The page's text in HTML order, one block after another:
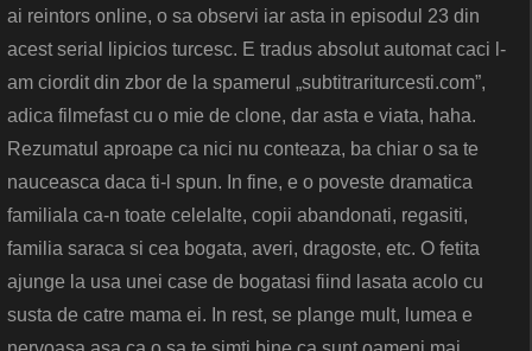
ai reintors online, o sa observi iar asta in episodul 23 din
acest serial lipicios turcesc. E tradus absolut automat caci l-
am ciordit din zbor de la spamerul „subtitrariturcesti.com”,
adica filmefast cu o mie de clone, dar asta e viata, haha.
Rezumatul aproape ca nici nu conteaza, ba chiar o sa te
nauceasca daca ti-l spun. In fine, e o poveste dramatica
familiala ca-n toate celelalte, copii abandonati, regasiti,
familia saraca si cea bogata, averi, dragoste, etc. O fetita
ajunge la usa unei case de bogatasi fiind lasata acolo cu
susta de catre mama ei. In rest, se plange mult, lumea e